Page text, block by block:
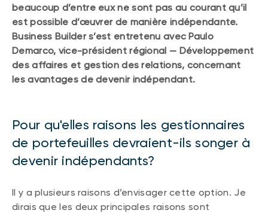
beaucoup d’entre eux ne sont pas au courant qu’il
est possible d’œuvrer de manière indépendante.
Business Builder s’est entretenu avec Paulo
Demarco, vice-président régional — Développement
des affaires et gestion des relations, concernant
les avantages de devenir indépendant.
Pour qu'elles raisons les gestionnaires
de portefeuilles devraient-ils songer à
devenir indépendants?
Il y a plusieurs raisons d’envisager cette option. Je
dirais que les deux principales raisons sont